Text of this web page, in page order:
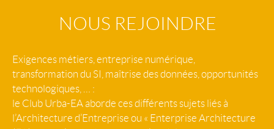
NOUS REJOINDRE
Exigences métiers, entreprise numérique,
transformation du SI, maîtrise des données, opportunités
technologiques, … :
le Club Urba-EA aborde ces différents sujets liés à
l’Architecture d’Entreprise ou « Enterprise Architecture